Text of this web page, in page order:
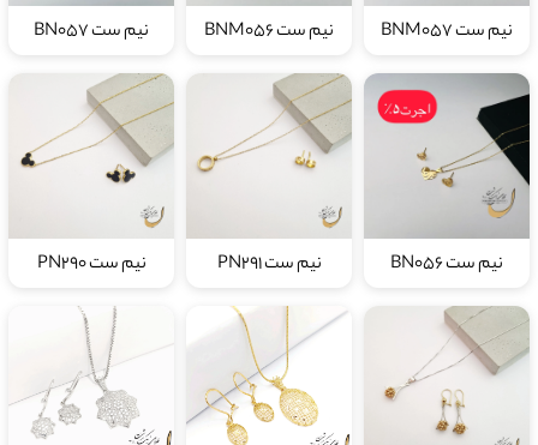
نیم ست BNM057 نیم ست BNM056 نیم ست BN057
نیم ست BN056 نیم ست PN291 نیم ست PN290